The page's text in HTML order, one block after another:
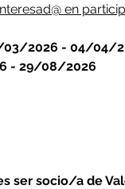
en
2026 - 04/04/
- 29/08/2026
ser socio/a de